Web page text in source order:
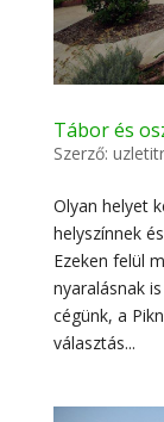
Tábor és
Szerző:
Olyan helyet
helyszínnek
Ezeken felül
nyaralásnak
cégünk, a
választás...